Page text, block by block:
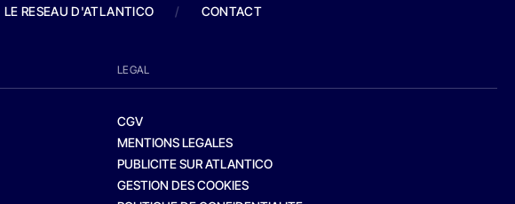
LE RESEAU D'ATLANTICO / CONTACT
LEGAL
CGV
MENTIONS LEGALES
PUBLICITE SUR ATLANTICO
GESTION DES COOKIES